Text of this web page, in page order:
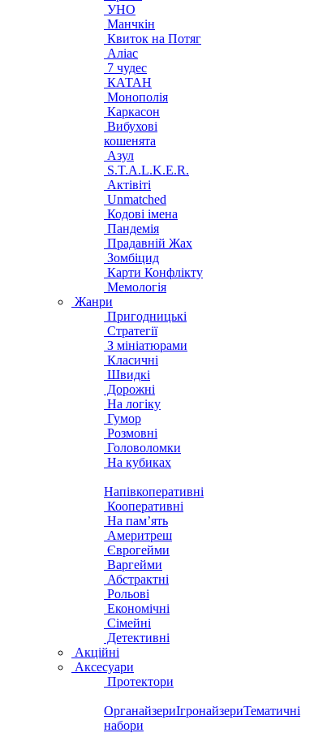
УНО
Манчкін
Квиток на Потяг
Аліас
7 чудес
КАТАН
Монополія
Каркасон
Вибухові
кошенята
Азул
S.T.A.L.K.E.R.
Актівіті
Unmatched
Кодові імена
Пандемія
Прадавній Жах
Зомбіцид
Карти Конфлікту
Мемологія
Жанри
Пригодницькі
Стратегії
З мініатюрами
Класичні
Швидкі
Дорожні
На логіку
Гумор
Розмовні
Головоломки
На кубиках
Напівкоперативні
Кооперативні
На пам’ять
Америтреш
Єврогейми
Варгейми
Абстрактні
Рольові
Економічні
Сімейні
Детективні
Акційні
Аксесуари
Протектори
ОрганайзериІгронайзериТематичні
набори